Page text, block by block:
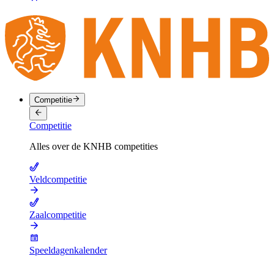
Competitie
Competitie
Alles over de KNHB competities
Veldcompetitie
Zaalcompetitie
Speeldagenkalender